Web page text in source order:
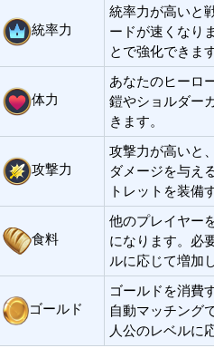
統率力
統率力が高いと
ードが速くなり
とで強化できます
体力
あなたのヒーロ
鎧やショルダー
きます。
攻撃力
攻撃力が高いと
ダメージを与え
トレットを装備
食料
他のプレイヤー
になります。必
ルに応じて増加
ゴールド
ゴールドを消費
自動マッチング
人公のレベルに